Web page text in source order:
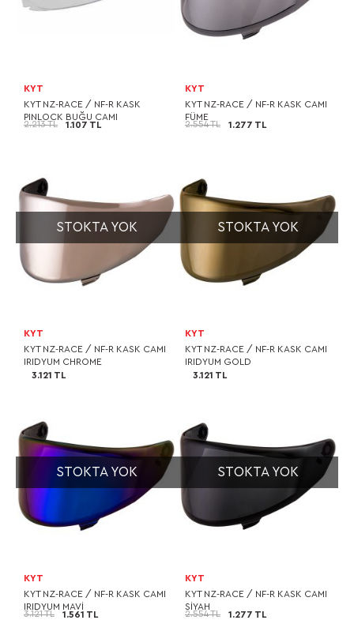
KYT
KYT NZ-RACE / NF-R KASK
PINLOCK BUĞU CAMI
2.213 TL 1.107 TL
KYT
KYT NZ-RACE / NF-R KASK CAMI
FÜME
2.554 TL 1.277 TL
STOKTA YOK
KYT
KYT NZ-RACE / NF-R KASK CAMI
IRIDYUM CHROME
3.121 TL
STOKTA YOK
KYT
KYT NZ-RACE / NF-R KASK CAMI
IRIDYUM GOLD
3.121 TL
STOKTA YOK
KYT
KYT NZ-RACE / NF-R KASK CAMI
IRIDYUM MAVİ
3.121 TL 1.561 TL
STOKTA YOK
KYT
KYT NZ-RACE / NF-R KASK CAMI
SİYAH
2.554 TL 1.277 TL